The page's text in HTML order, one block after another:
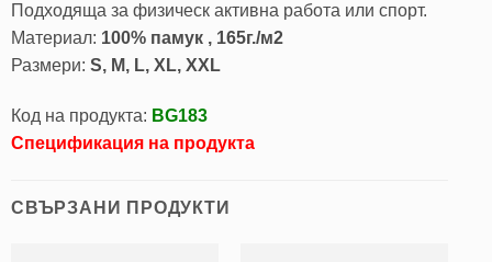
Подходяща за физическ активна работа или спорт.
Материал: 100% памук , 165г./м2
Размери: S, M, L, XL, XXL
Код на продукта: BG183
Спецификация на продукта
СВЪРЗАНИ ПРОДУКТИ